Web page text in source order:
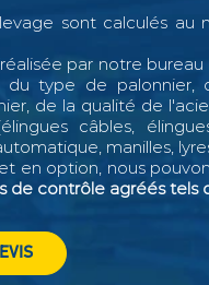
sont calculés au
par notre
type de palonnier,
de la qualité de
câbles,
manilles,
en option, nous
de contrôle agréés tels